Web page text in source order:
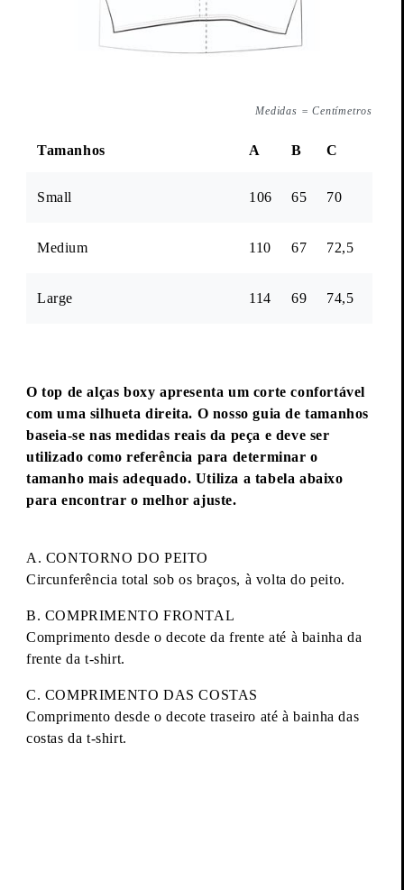
O top de alças boxy apresenta um corte confortável
com uma silhueta direita. O nosso guia de tamanhos
baseia-se nas medidas reais da peça e deve ser
utilizado como referência para determinar o
tamanho mais adequado. Utiliza a tabela abaixo
para encontrar o melhor ajuste.
A. CONTORNO DO PEITO
Circunferência total sob os braços, à volta do peito.
B. COMPRIMENTO FRONTAL
Comprimento desde o decote da frente até à bainha da
frente da t-shirt.
C. COMPRIMENTO DAS COSTAS
Comprimento desde o decote traseiro até à bainha das
costas da t-shirt.
Medidas = Centímetros
Tamanhos A . PEITO
B. C
Small 106 65 70
Medium 110 67 72,5
Large 114 69 74,5